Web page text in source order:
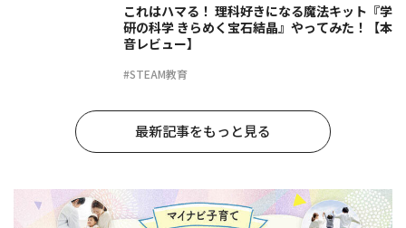
#STEAM教育
これはハマる！ 理科好きになる魔法キット『学
研の科学 きらめく宝石結晶』やってみた！【本
音レビュー】
最新記事をもっと見る